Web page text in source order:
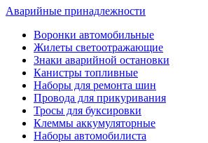
Аварийные принадлежности
Воронки автомобильные
Жилеты светоотражающие
Знаки аварийной остановки
Канистры топливные
Наборы для ремонта шин
Провода для прикуривания
Тросы для буксировки
Клеммы аккумуляторные
Наборы автомобилиста